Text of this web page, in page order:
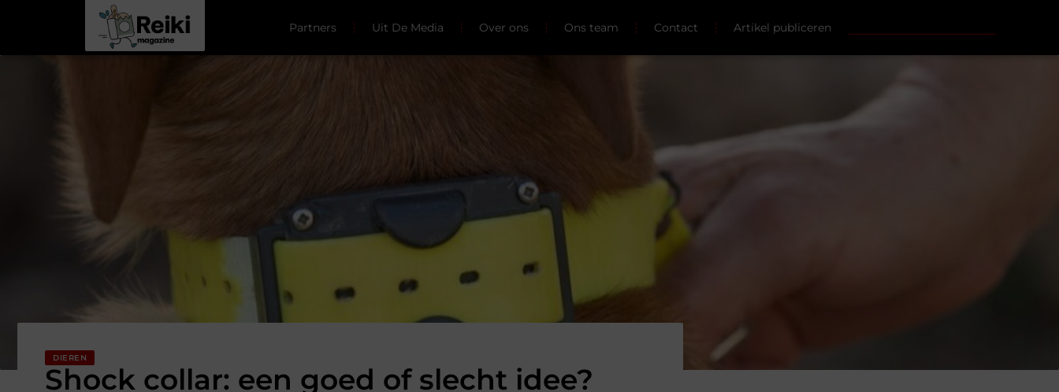
Partners Uit De Media Over ons Ons team Contact Artikel publiceren
DIEREN
Shock collar: een goed of slecht idee?